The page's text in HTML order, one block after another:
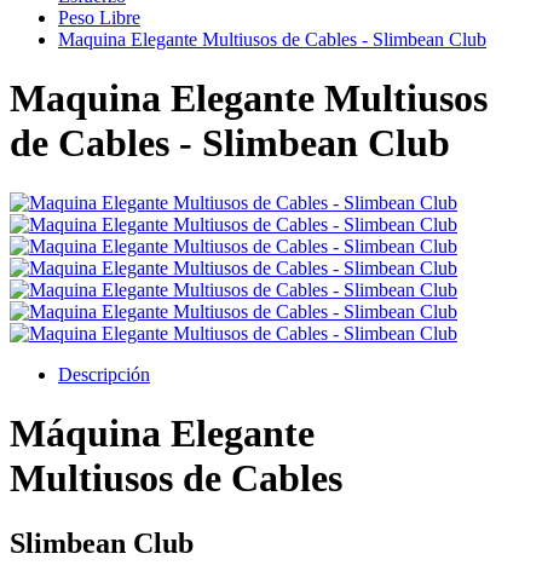
Peso Libre
Maquina Elegante Multiusos de Cables - Slimbean Club
Maquina Elegante Multiusos
de Cables - Slimbean Club
Descripción
Máquina Elegante
Multiusos de Cables
Slimbean Club